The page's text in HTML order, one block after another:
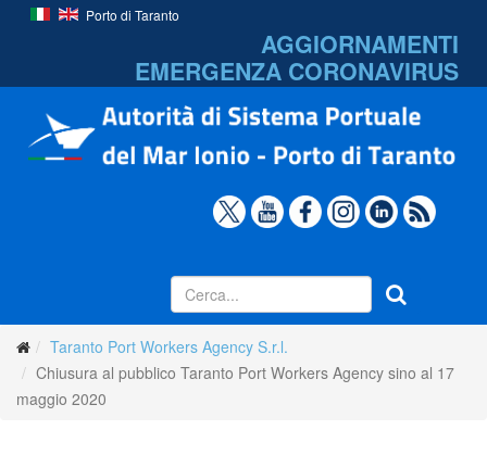
Porto di Taranto
AGGIORNAMENTI
EMERGENZA CORONAVIRUS
Taranto Port Workers Agency S.r.l.
Chiusura al pubblico Taranto Port Workers Agency sino al 17
maggio 2020